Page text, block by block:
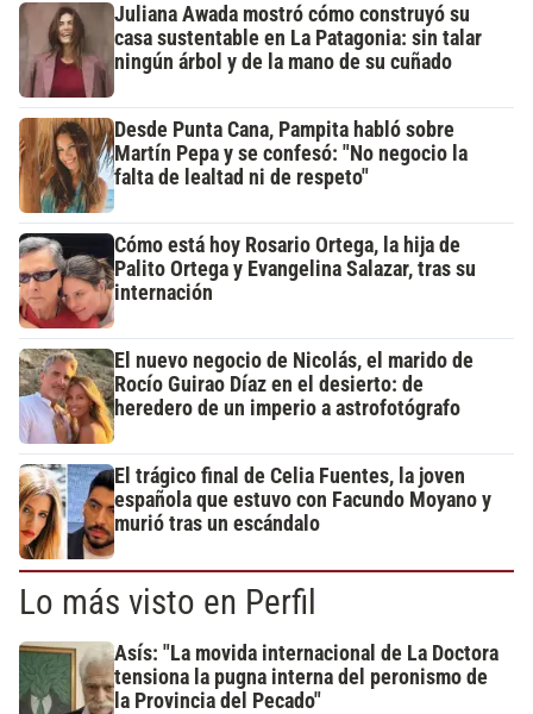
Juliana Awada mostró cómo construyó su
casa sustentable en La Patagonia: sin talar
ningún árbol y de la mano de su cuñado
Desde Punta Cana, Pampita habló sobre
Martín Pepa y se confesó: "No negocio la
falta de lealtad ni de respeto"
Cómo está hoy Rosario Ortega, la hija de
Palito Ortega y Evangelina Salazar, tras su
internación
El nuevo negocio de Nicolás, el marido de
Rocío Guirao Díaz en el desierto: de
heredero de un imperio a astrofotógrafo
El trágico final de Celia Fuentes, la joven
española que estuvo con Facundo Moyano y
murió tras un escándalo
Lo más visto en Perfil
Asís: "La movida internacional de La Doctora
tensiona la pugna interna del peronismo de
la Provincia del Pecado"